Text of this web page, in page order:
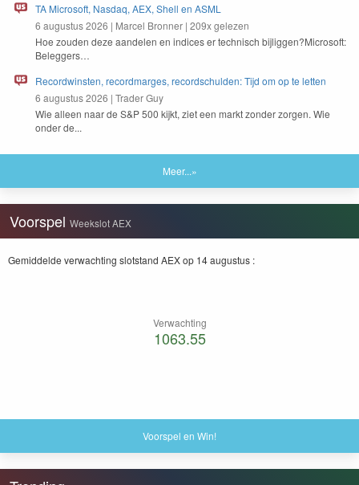
TA Microsoft, Nasdaq, AEX, Shell en ASML
6 augustus 2026 | Marcel Bronner | 209x gelezen
Hoe zouden deze aan­de­len en indices er tech­nisch bijliggen?Microsoft:
Beleggers…
Recordwinsten, recordmarges, recordschulden: Tijd om op te letten
6 augustus 2026 | Trader Guy
Wie alleen naar de S&P 500 kijkt, ziet een markt zonder zorgen. Wie
onder de...
Meer...»
Voorspel Weekslot AEX
Gemiddelde verwachting slotstand AEX op 14 augustus :
Verwachting
1063.55
Voorspel en Win!